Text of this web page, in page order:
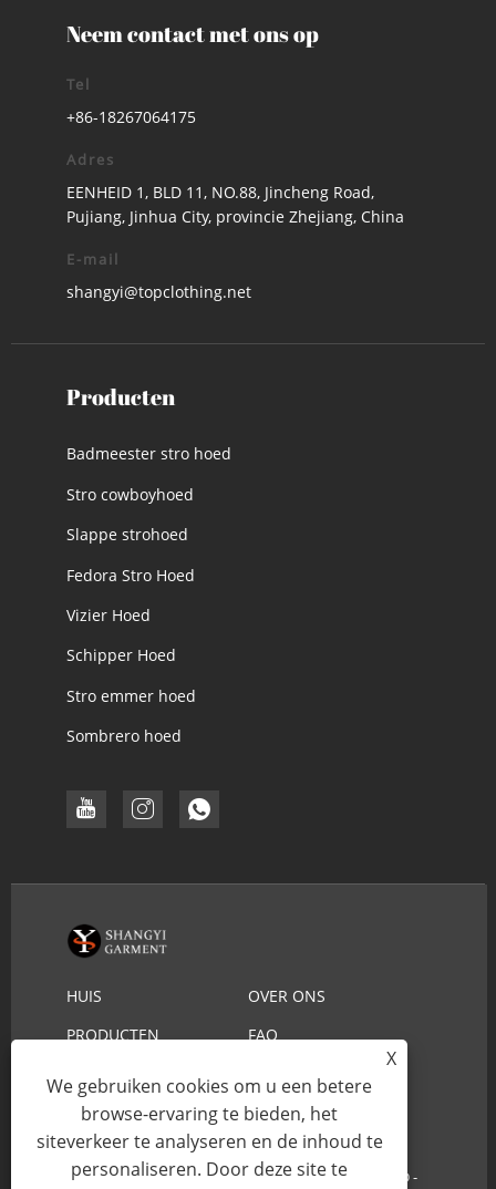
Neem contact met ons op
Tel
+86-18267064175
Adres
EENHEID 1, BLD 11, NO.88, Jincheng Road,
Pujiang, Jinhua City, provincie Zhejiang, China
E-mail
shangyi@topclothing.net
Producten
Badmeester stro hoed
Stro cowboyhoed
Slappe strohoed
Fedora Stro Hoed
Vizier Hoed
Schipper Hoed
Stro emmer hoed
Sombrero hoed
HUIS
OVER ONS
PRODUCTEN
FAQ
NEEM CONTACT MET
ONS OP
Copyright © 2022 YIWU SHANGYI GARMENT CO.,LTD -
X
We gebruiken cookies om u een betere
browse-ervaring te bieden, het
siteverkeer te analyseren en de inhoud te
personaliseren. Door deze site te